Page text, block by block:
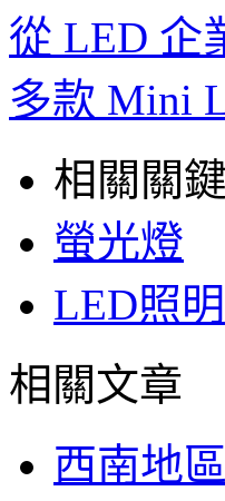
從 LED 企
多款 Mini
相關關
螢光燈
LED照明
相關文章
西南地